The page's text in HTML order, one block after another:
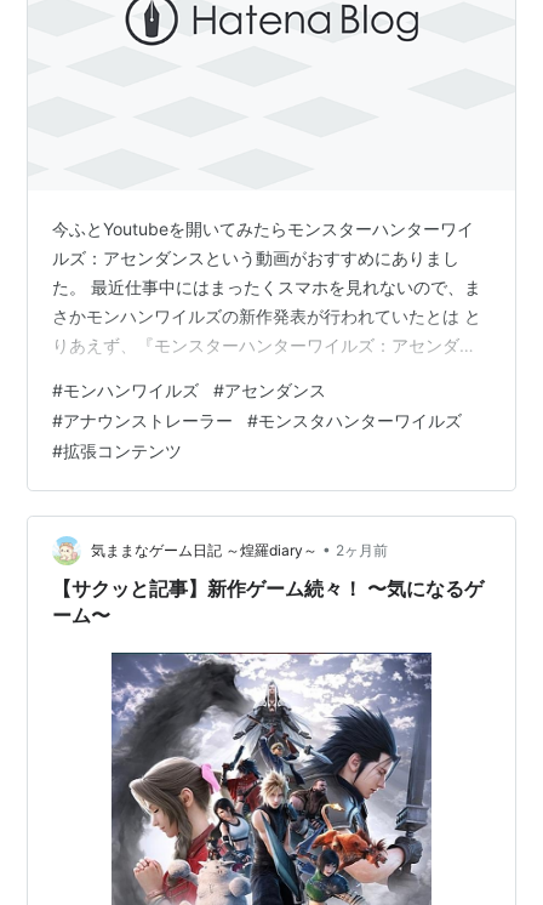
今ふとYoutubeを開いてみたらモンスターハンターワイ
ルズ：アセンダンスという動画がおすすめにありまし
た。 最近仕事中にはまったくスマホを見れないので、ま
さかモンハンワイルズの新作発表が行われていたとは と
りあえず、『モンスターハンターワイルズ：アセンダン
www.youtube.com 最近はモンハンだけじゃなくゲーム
自体が全然できていなくて。 今週の初めに少し時間に余
裕があったから、ForzaHorizon6を購入して始めようかと
コントローラーを出したところで終わっています。 動画
を見ているとクシャルダオラがいて古龍というキーワー
ドも登場しています。…
#モンハンワイルズ #アセンダンス
#アナウンストレーラー #モンスタハンターワイルズ
#拡張コンテンツ
気ままなゲーム日記 ～煌羅diary～ • 2ヶ月前
【サクッと記事】新作ゲーム続々！ 〜気になるゲ
ーム〜